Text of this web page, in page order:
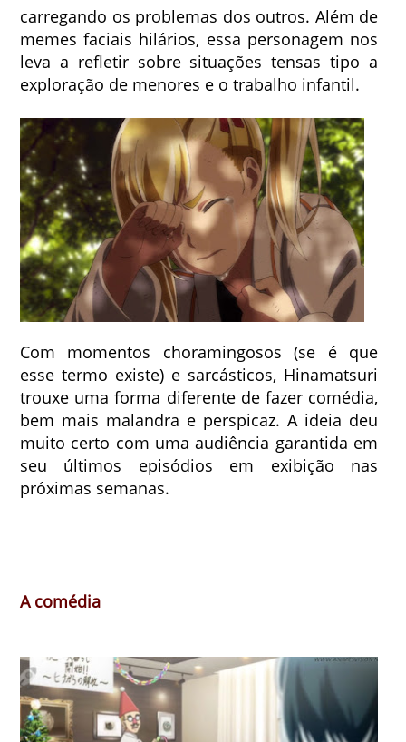
carregando os problemas dos outros. Além de
memes faciais hilários, essa personagem nos
leva a refletir sobre situações tensas tipo a
exploração de menores e o trabalho infantil.
Com momentos choramingosos (se é que
esse termo existe) e sarcásticos, Hinamatsuri
trouxe uma forma diferente de fazer comédia,
bem mais malandra e perspicaz. A ideia deu
muito certo com uma audiência garantida em
seu últimos episódios em exibição nas
próximas semanas.
A comédia